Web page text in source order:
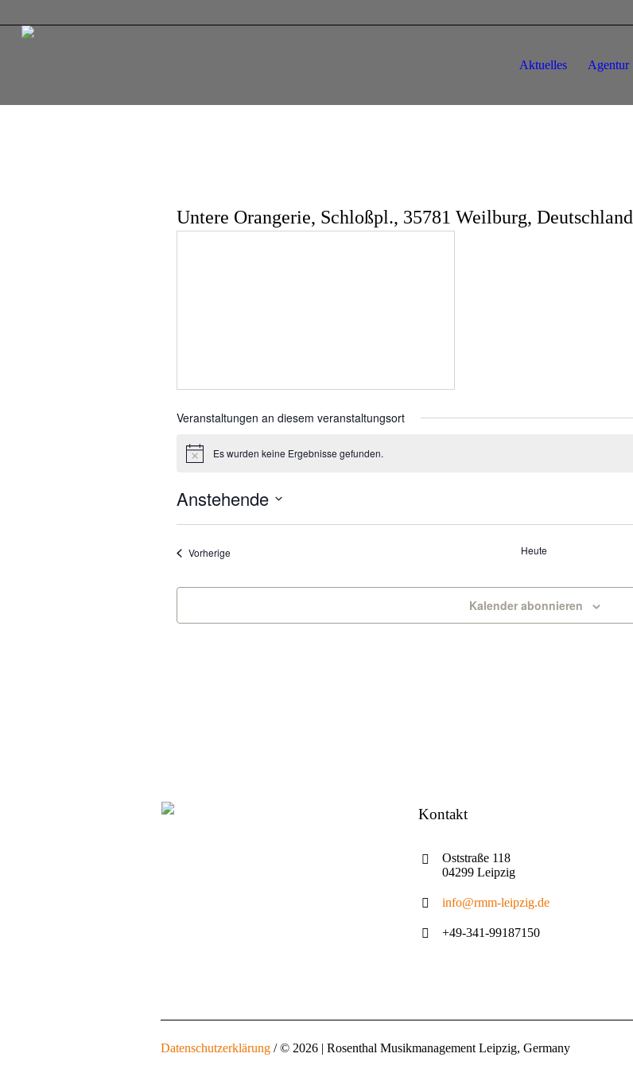
Aktuelles Agentur
Untere Orangerie, Schloßpl., 35781 Weilburg, Deutschland
Veranstaltungen an diesem veranstaltungsort
HinweisEs wurden keine Ergebnisse gefunden.
Anstehende
VorherigeVeranstaltungen Heute
Kalender abonnieren
Kontakt
Oststraße 118
04299 Leipzig
info@rmm-leipzig.de
+49-341-99187150
Datenschutzerklärung / © 2026 | Rosenthal Musikmanagement Leipzig, Germany